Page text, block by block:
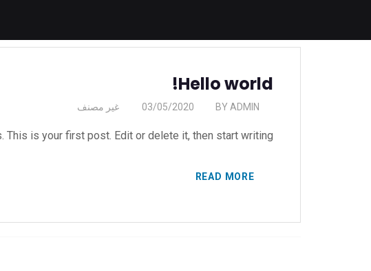
Hello world!
BY ADMIN
03/05/2020 غير مصنف
is your first post. Edit or delete it, then start writing!...
READ MORE